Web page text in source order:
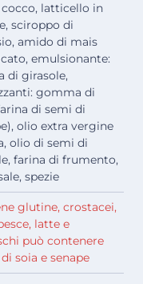
latticello in
sciroppo di
amido di mais
emulsionante:
di girasole,
gomma di
di semi di
olio extra vergine
olio di semi di
farina di frumento,
spezie
glutine, crostacei,
latte e
può contenere
soia e senape